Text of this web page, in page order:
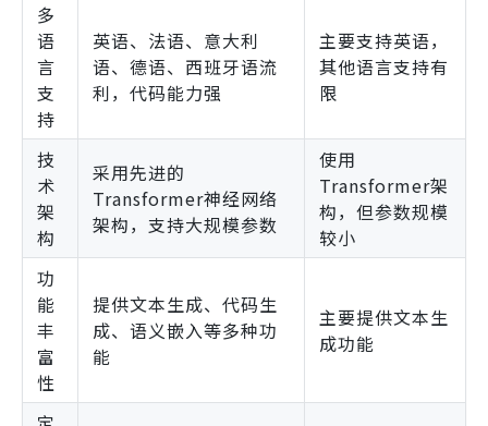
多
语
言
支
持
英语、法语、意大利
语、德语、西班牙语流
利，代码能力强
主要支持英语，
其他语言支持有
限
技
术
架
构
采用先进的
Transformer神经网络
架构，支持大规模参数
使用
Transformer架
构，但参数规模
较小
功
能
丰
富
性
提供文本生成、代码生
成、语义嵌入等多种功
能
主要提供文本生
成功能